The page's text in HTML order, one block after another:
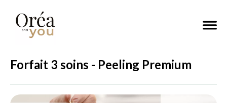
Forfait 3 soins - Peeling Premium